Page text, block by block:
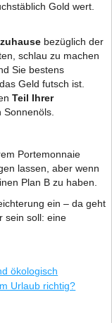
Gold wert.
bezüglich der
schlau zu machen
Sie bestens
Geld futsch ist.
Teil Ihrer
Sonnenöls.
Portemonnaie
lassen, aber wenn
Plan B zu haben.
ein – da geht
sein soll: eine
ökologisch
Urlaub richtig?